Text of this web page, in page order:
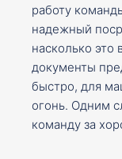
работу
надежный
насколько это
документы
быстро, для
огонь. Одним
команду за